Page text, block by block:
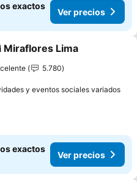
exactos
Ver precios
a favoritos
Miraflores Lima
5.780
y eventos sociales variados
exactos
Ver precios